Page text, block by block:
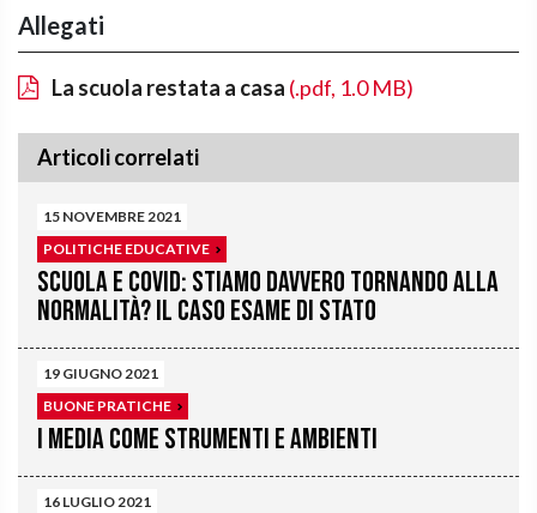
Allegati
La scuola restata a casa (.pdf, 1.0 MB)
Articoli correlati
15 NOVEMBRE 2021
POLITICHE EDUCATIVE
Scuola e Covid: stiamo davvero tornando alla
normalità? Il caso Esame di Stato
19 GIUGNO 2021
BUONE PRATICHE
I media come strumenti e ambienti
16 LUGLIO 2021